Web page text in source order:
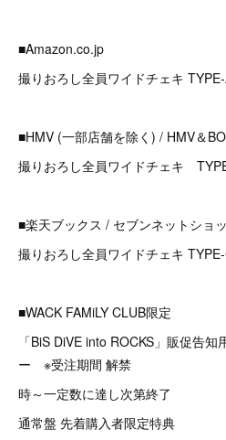
■Amazon.co.jp
撮りおろし全員ワイドチェキ
■HMV (一部店舗を除く) / HMV＆
撮りおろし全員ワイドチェキ
■楽天ブックス / セブンネットショ
撮りおろし全員ワイドチェキ
■WACK FAMiLY CLUB限定
「BiS DiVE into ROCKS」販促告
ー ※受注期間 解禁
時～一定数に達し次第終了
通常盤 先着購入者限定特典